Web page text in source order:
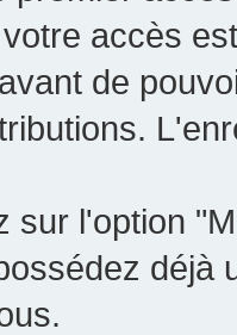
accès
de
sur l'option
déjà